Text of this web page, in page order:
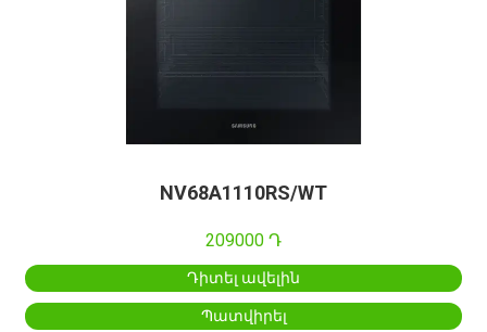
NV68A1110RS/WT
209000 Դ
Դիտել ավելին
Պատվիրել